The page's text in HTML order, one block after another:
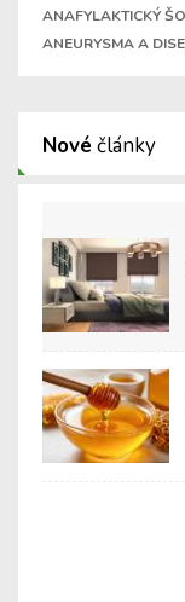
ANAFYLAKTICKÝ
ANEURYSMA A
Nové články